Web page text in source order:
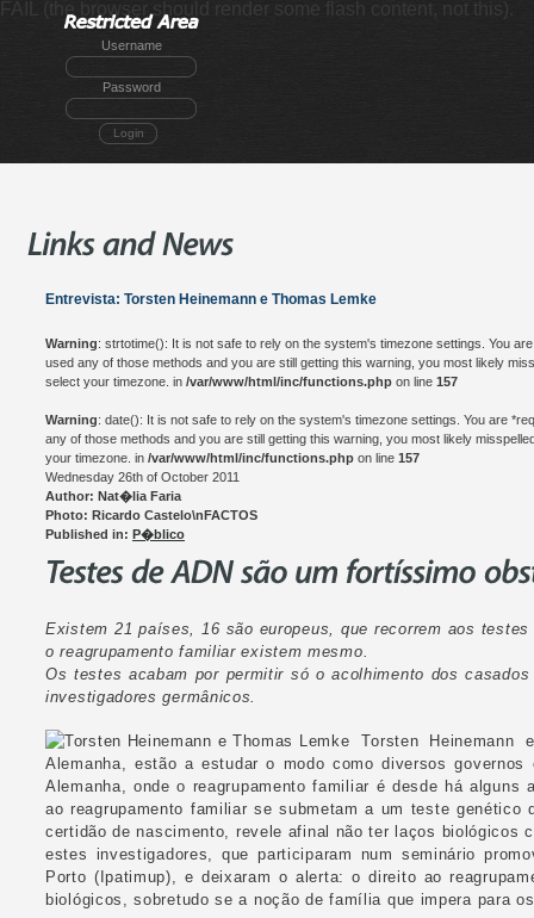
FAIL (the browser should render some flash content, not this).
Username
Password
Login
Entrevista: Torsten Heinemann e Thomas Lemke
Warning: strtotime(): It is not safe to rely on the system's timezone settings. You
used any of those methods and you are still getting this warning, you most likely
select your timezone. in /var/www/html/inc/functions.php on line 157
Warning: date(): It is not safe to rely on the system's timezone settings. You are
any of those methods and you are still getting this warning, you most likely
your timezone. in /var/www/html/inc/functions.php on line 157
Wednesday 26th of October 2011
Author: Nat�lia Faria
Photo: Ricardo Castelo\nFACTOS
Published in: P�blico
Existem 21 países, 16 são europeus, que recorrem aos
o reagrupamento familiar existem mesmo.
Os testes acabam por permitir só o acolhimento dos
investigadores germânicos.
Torsten Heinemann
Alemanha, estão a estudar o modo como diversos
Alemanha, onde o reagrupamento familiar é desde há
ao reagrupamento familiar se submetam a um teste
certidão de nascimento, revele afinal não ter laços biológicos
estes investigadores, que participaram num seminário
Porto (Ipatimup), e deixaram o alerta: o direito ao
biológicos, sobretudo se a noção de família que impera para